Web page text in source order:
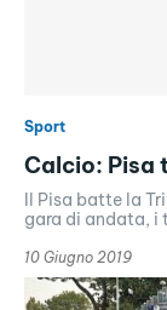
Sport
Calcio: Pisa
Il Pisa batte la
gara di andata, i
10 Giugno 2019